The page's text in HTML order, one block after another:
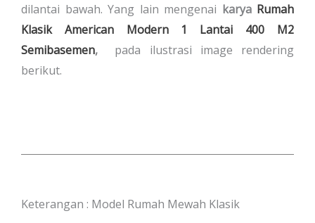
dilantai bawah. Yang lain mengenai karya Rumah
Klasik American Modern 1 Lantai 400 M2
Semibasemen,
pada ilustrasi image rendering
berikut.
Keterangan : Model Rumah Mewah Klasik